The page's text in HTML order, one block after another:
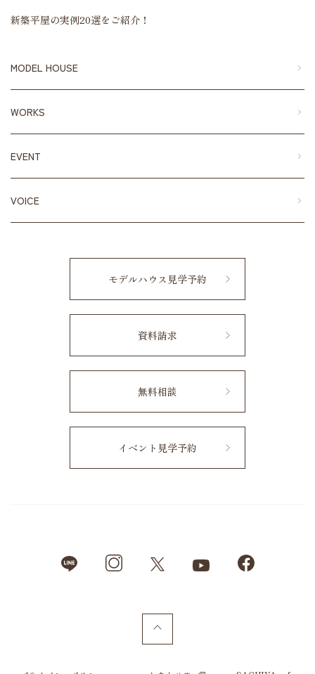
新築平屋の実例20選をご紹介！
MODEL HOUSE
WORKS
EVENT
VOICE
モデルハウス見学予約
資料請求
無料相談
イベント見学予約